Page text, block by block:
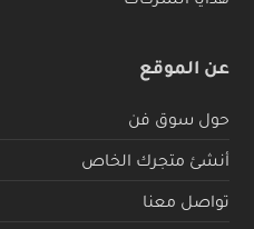
عن الموقع
حول سوق فن
أنشئ متجرك الخاص
تواصل معنا